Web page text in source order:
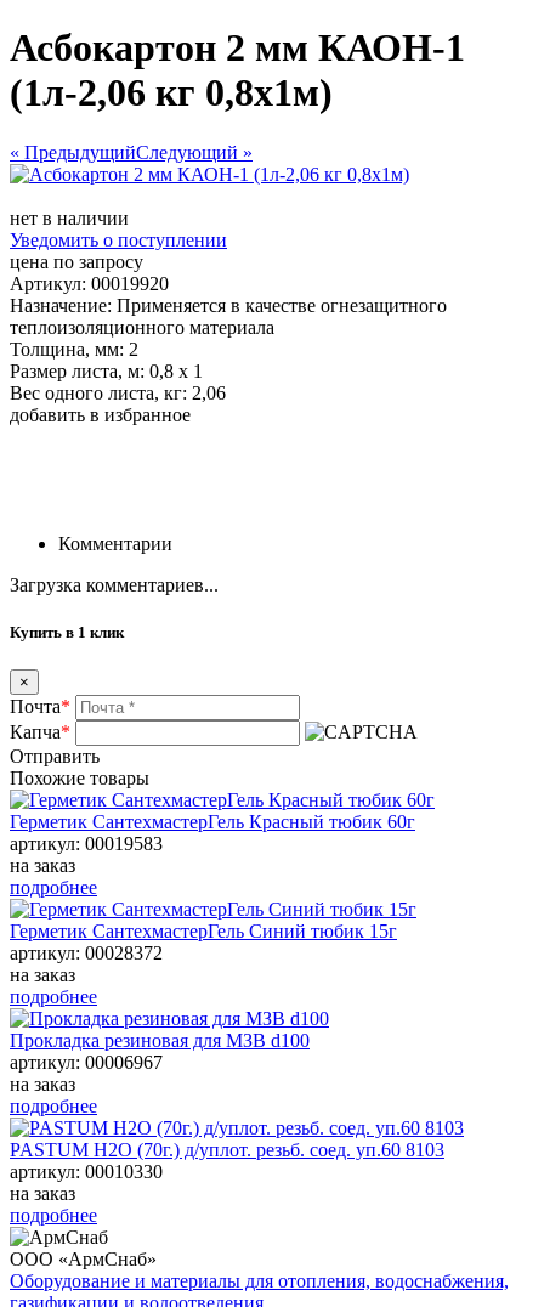
Асбокартон 2 мм КАОН-1
(1л-2,06 кг 0,8х1м)
« ПредыдущийСледующий »
нет в наличии
Уведомить о поступлении
цена по запросу
Артикул: 00019920
Назначение: Применяется в качестве огнезащитного
теплоизоляционного материала
Толщина, мм: 2
Размер листа, м: 0,8 х 1
Вес одного листа, кг: 2,06
добавить в избранное
Комментарии
Загрузка комментариев...
Купить в 1 клик
×
Почта*
Капча*
Отправить
Похожие товары
Герметик СантехмастерГель Красный тюбик 60г
артикул: 00019583
на заказ
подробнее
Герметик СантехмастерГель Синий тюбик 15г
артикул: 00028372
на заказ
подробнее
Прокладка резиновая для МЗВ d100
артикул: 00006967
на заказ
подробнее
PASTUM H2O (70г.) д/уплот. резьб. соед. уп.60 8103
артикул: 00010330
на заказ
подробнее
ООО «АрмСнаб»
Оборудование и материалы для отопления, водоснабжения,